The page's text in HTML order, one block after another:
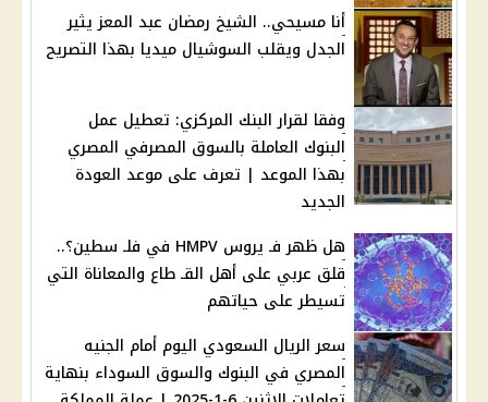
أنا مسيحي.. الشيخ رمضان عبد المعز يثير
الجدل ويقلب السوشيال ميديا بهذا التصريح
وفقا لقرار البنك المركزي: تعطيل عمل
البنوك العاملة بالسوق المصرفي المصري
بهذا الموعد | تعرف على موعد العودة
الجديد
هل ظهر فـ يروس HMPV في فلـ سطين؟..
قلق عربي على أهل القـ طاع والمعاناة التي
تسيطر على حياتهم
سعر الريال السعودي اليوم أمام الجنيه
المصري في البنوك والسوق السوداء بنهاية